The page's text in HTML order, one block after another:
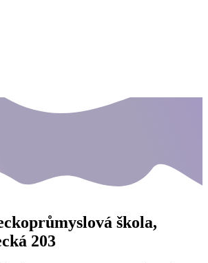
škola,
203